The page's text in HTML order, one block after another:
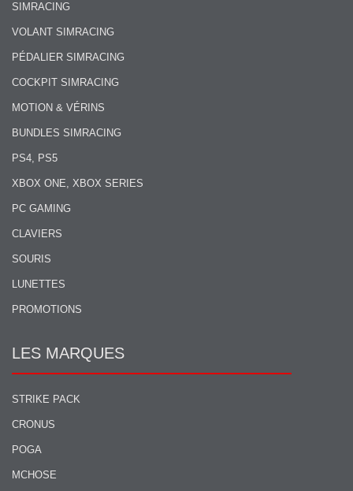
SIMRACING
VOLANT SIMRACING
PÉDALIER SIMRACING
COCKPIT SIMRACING
MOTION & VÉRINS
BUNDLES SIMRACING
PS4, PS5
XBOX ONE, XBOX SERIES
PC GAMING
CLAVIERS
SOURIS
LUNETTES
PROMOTIONS
LES MARQUES
STRIKE PACK
CRONUS
POGA
MCHOSE